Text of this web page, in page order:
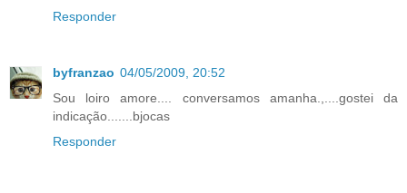
Responder
byfranzao 04/05/2009, 20:52
Sou loiro amore.... conversamos amanha.,....gostei da
indicação.......bjocas
Responder